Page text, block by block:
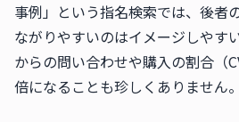
事例」という指名検索では、後者
ながりやすいのはイメージしやす
からの問い合わせや購入の割合（
倍になることも珍しくありません。